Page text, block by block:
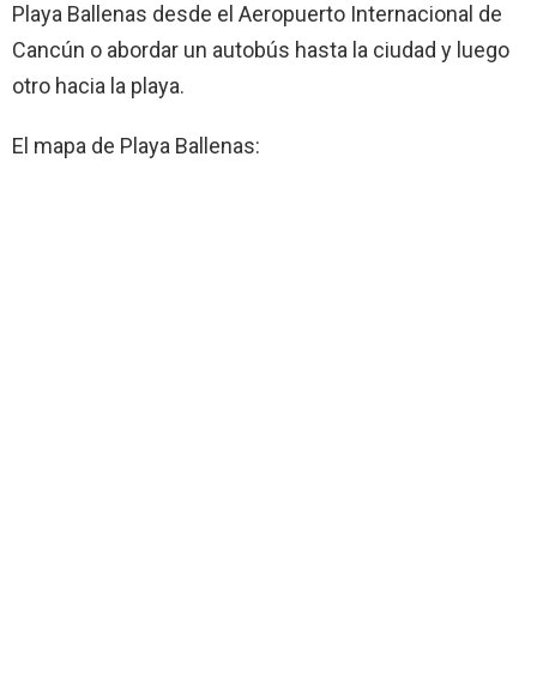
Playa Ballenas desde el Aeropuerto Internacional de
Cancún o abordar un autobús hasta la ciudad y luego
otro hacia la playa.
El mapa de Playa Ballenas: